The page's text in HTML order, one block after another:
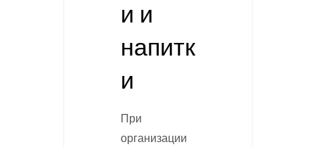
и и
напитк
и
При
организации